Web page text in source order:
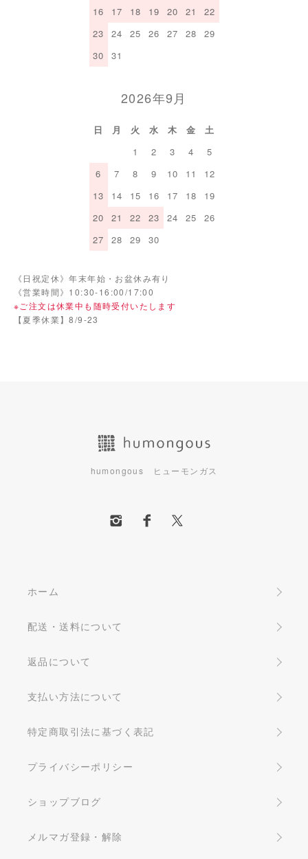
16
17 18 19 20 21
22
23
24 25 26 27 28
29
30
31
2026年9月
日 月 火 水 木 金
土
1
2 3 4
5
6
7 8 9 10 11
12
13
14 15 16 17 18
19
20
21 22 23 24 25
26
27
28 29 30
《日祝定休》年末年始・お盆休み有り
《営業時間》10:30-16:00/17:00
※ご注文は休業中も随時受付いたします
【夏季休業】8/9-23
humongous ヒューモンガス
ホーム
配送・送料について
返品について
支払い方法について
特定商取引法に基づく表記
プライバシーポリシー
ショップブログ
メルマガ登録・解除